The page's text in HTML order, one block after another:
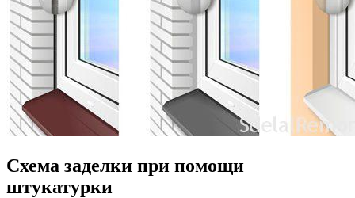
Схема заделки при помощи
штукатурки